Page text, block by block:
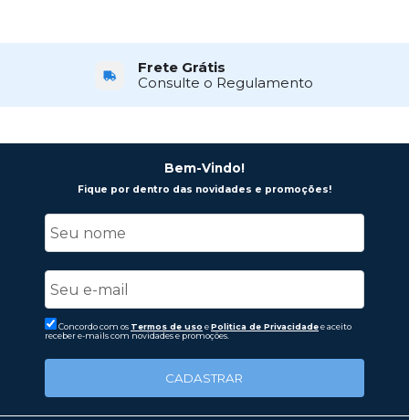
Frete Grátis
Consulte o Regulamento
Bem-Vindo!
Fique por dentro das novidades e promoções!
Concordo com os Termos de uso ePolitica de Privacidadee aceito
receber e-mails com novidades e promoções.
CADASTRAR